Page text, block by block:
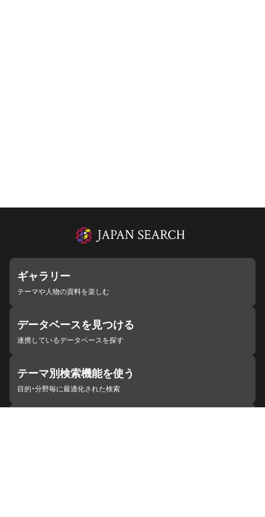
ギャラリー
テーマや人物の資料を楽しむ
データベースを見つける
連携しているデータベースを探す
テーマ別検索機能を使う
目的・分野毎に最適化された検索